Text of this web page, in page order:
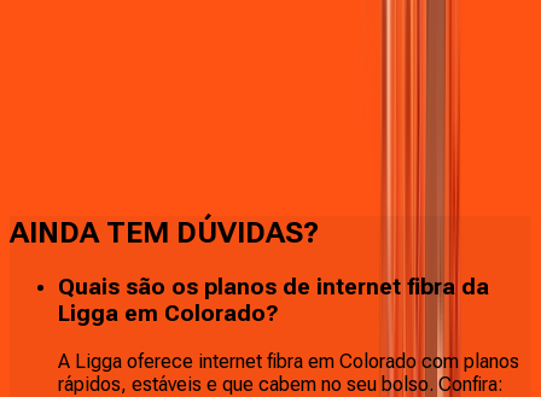
AINDA TEM DÚVIDAS?
Quais são os planos de internet fibra da
Ligga em Colorado?
A Ligga oferece internet fibra em Colorado com planos
rápidos, estáveis e que cabem no seu bolso. Confira: